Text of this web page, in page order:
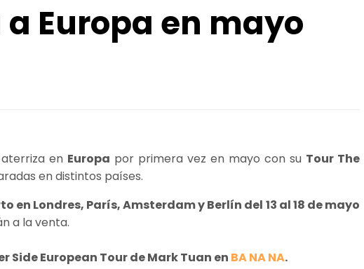
Europa en mayo
aterriza en Europa por primera vez en mayo con su Tour The
en distintos países.
en Londres, París, Amsterdam y Berlín del 13 al 18 de mayo
a la venta.
Side European Tour de Mark Tuan en BA NA NA.